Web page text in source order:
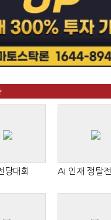
당대회 AI 인재 쟁탈전